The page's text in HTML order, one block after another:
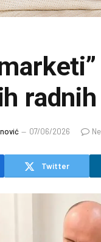
07/06/2026
Twitter